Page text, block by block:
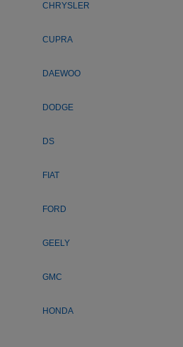
CHRYSLER
CUPRA
DAEWOO
DODGE
DS
FIAT
FORD
GEELY
GMC
HONDA